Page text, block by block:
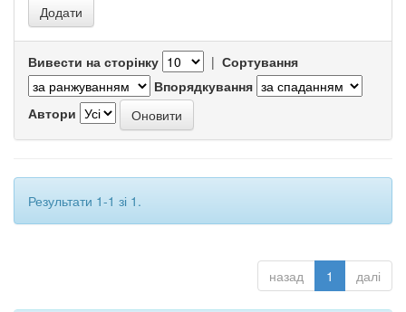
Вивести на сторінку | Сортування
Впорядкування
Автори
Результати 1-1 зі 1.
назад 1 далі